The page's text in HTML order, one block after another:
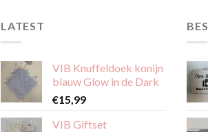
LATEST
VIB Knuffeldoek konijn
blauw Glow in de Dark
€15,99
VIB Giftset